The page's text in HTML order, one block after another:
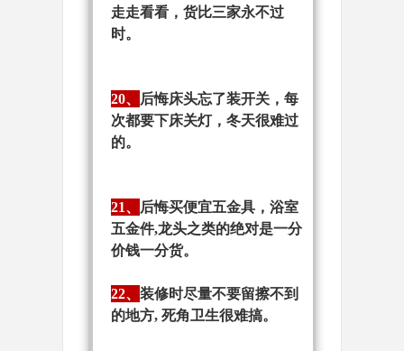
走走看看，货比三家永不过
时。
20、 后悔床头忘了装开关，每
次都要下床关灯，冬天很难过
的。
21、 后悔买便宜五金具，浴室
五金件,龙头之类的绝对是一分
价钱一分货。
22、装修时尽量不要留擦不到
的地方, 死角卫生很难搞。